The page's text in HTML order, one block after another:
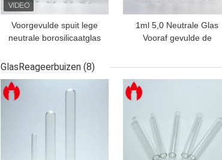
Voorgevulde spuit lege
neutrale borosilicaatglas
1ml 5,0 Neutrale Glas
Vooraf gevulde de
GlasReageerbuizen (8)
BESTE PRIJS BESTE PRIJS